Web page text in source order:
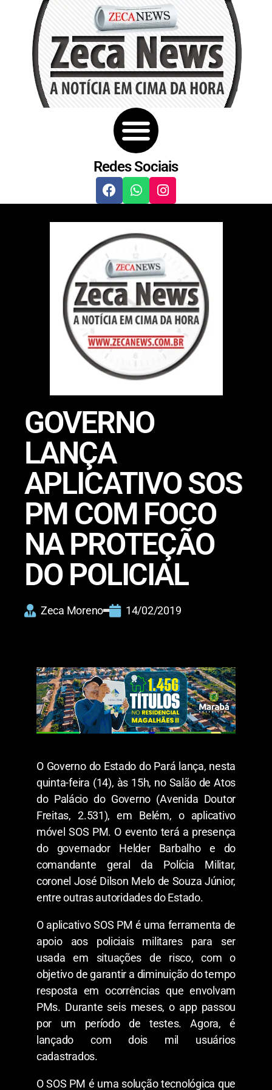
Redes Sociais
GOVERNO
LANÇA
APLICATIVO SOS
PM COM FOCO
NA PROTEÇÃO
DO POLICIAL
Zeca Moreno 14/02/2019
O Governo do Estado do Pará lança, nesta
quinta-feira (14), às 15h, no Salão de Atos
do Palácio do Governo (Avenida Doutor
Freitas, 2.531), em Belém, o aplicativo
móvel SOS PM. O evento terá a presença
do governador Helder Barbalho e do
comandante geral da Polícia Militar,
coronel José Dilson Melo de Souza Júnior,
entre outras autoridades do Estado.
O aplicativo SOS PM é uma ferramenta de
apoio aos policiais militares para ser
usada em situações de risco, com o
objetivo de garantir a diminuição do tempo
resposta em ocorrências que envolvam
PMs. Durante seis meses, o app passou
por um período de testes. Agora, é
lançado com dois mil usuários
cadastrados.
O SOS PM é uma solução tecnológica que